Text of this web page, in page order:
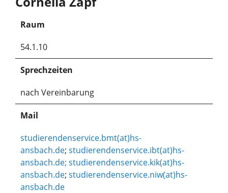
Raum
54.1.10
Sprechzeiten
nach Vereinbarung
Mail
studierendenservice.bmt(at)hs-
ansbach.de; studierendenservice.ibt(at)hs-
ansbach.de; studierendenservice.kik(at)hs-
ansbach.de; studierendenservice.niw(at)hs-
ansbach.de